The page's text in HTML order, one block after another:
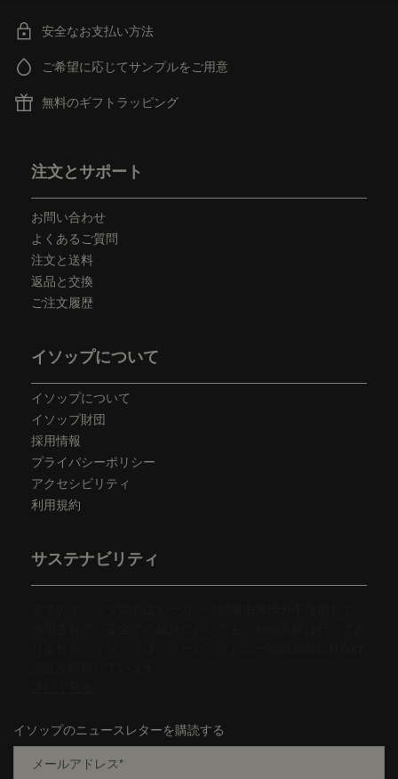
安全なお支払い方法
ご希望に応じてサンプルをご用意
無料のギフトラッピング
注文とサポート
お問い合わせ
よくあるご質問
注文と送料
返品と交換
ご注文履歴
イソップについて
イソップについて
イソップ財団
採用情報
プライバシーポリシー
アクセシビリティ
利用規約
サステナビリティ
イソップのニュースレターを購読する
メールアドレス*